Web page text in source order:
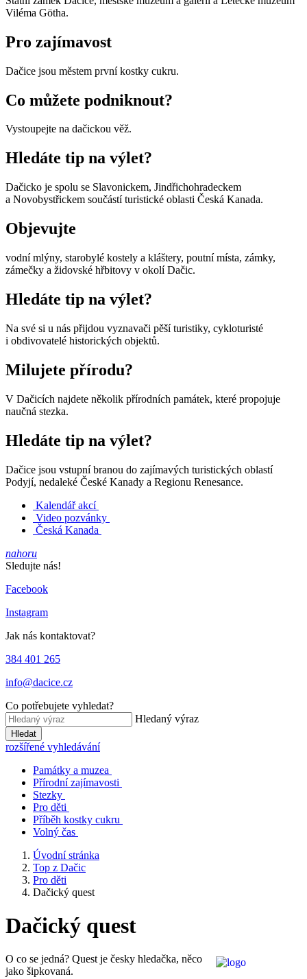
Viléma Götha.
Pro zajímavost
Dačice jsou městem první kostky cukru.
Co můžete podniknout?
Vystoupejte na dačickou věž.
Hledáte tip na výlet?
Dačicko je spolu se Slavonickem, Jindřichohradeckem
a Novobystřickem součástí turistické oblasti Česká Kanada.
Objevujte
vodní mlýny, starobylé kostely a kláštery, poutní místa, zámky,
zámečky a židovské hřbitovy v okolí Dačic.
Hledáte tip na výlet?
Na své si u nás přijdou vyznavači pěší turistiky, cykloturisté
i obdivovatelé historických objektů.
Milujete přírodu?
V Dačicích najdete několik přírodních památek, které propojuje
naučná stezka.
Hledáte tip na výlet?
Dačice jsou vstupní branou do zajímavých turistických oblastí
Podyjí, nedaleké České Kanady a Regionu Renesance.
Kalendář akcí
Video pozvánky
Česká Kanada
nahoru
Sledujte nás!
Facebook
Instagram
Jak nás kontaktovat?
384 401 265
info@dacice.cz
Co potřebujete vyhledat?
Hledaný výraz
Hledat
rozšířené vyhledávání
Památky a muzea
Přírodní zajímavosti
Stezky
Pro děti
Příběh kostky cukru
Volný čas
Úvodní stránka
Top z Dačic
Pro děti
Dačický quest
Dačický quest
O co se jedná? Quest je česky hledačka, něco
jako šipkovaná.